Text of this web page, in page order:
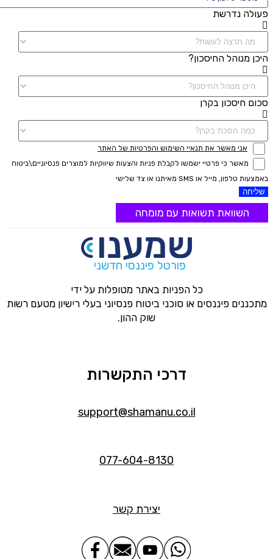
פעולה נדרשת
היכן מנוהל החיסכון?
סכום חיסכון בקרן
אני מאשר את תנאיי השימוש והפרטיות של האתר
מאשר כי פרטיי ישמשו לקבלת פניות והצעות שיווקיות למוצרים פנסיוניים\ביטוח
באמצעות טלפון, מייל או SMS מאיתנו או צד שלישי
שליחה
השוואת תשואות עם מומחה
פורטל פיננסי חדשני
כל הפניות באתר מטופלות על ידי
מתכננים פיננסים או סוכני ביטוח פנסיוני בעלי רישיון מטעם רשות
שוק ההון.
דרכי התקשרות
support@shamanu.co.il
077-604-8130
יצירת קשר